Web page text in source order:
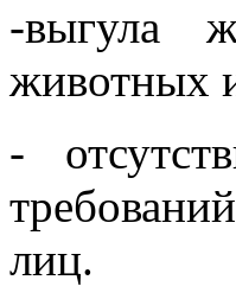
-выгула
животных
-
лиц.